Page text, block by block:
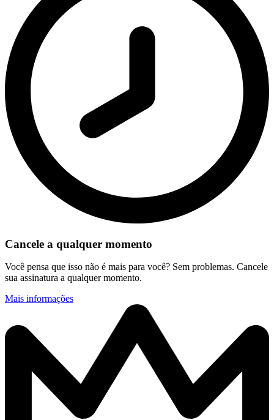
Cancele a qualquer momento
Você pensa que isso não é mais para você? Sem problemas. Cancele
sua assinatura a qualquer momento.
Mais informações